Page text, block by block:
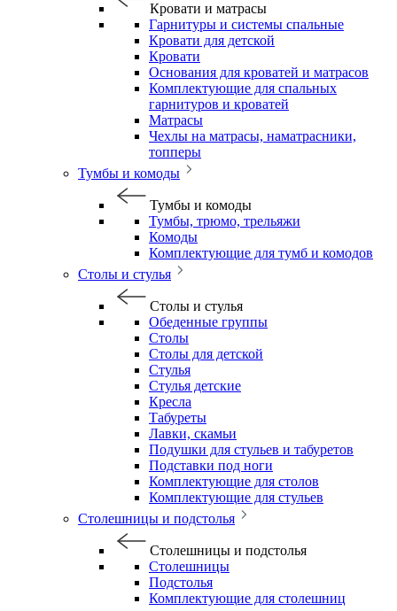
Кровати и матрасы
Гарнитуры и системы спальные
Кровати для детской
Кровати
Основания для кроватей и матрасов
Комплектующие для спальных
гарнитуров и кроватей
Матрасы
Чехлы на матрасы, наматрасники,
топперы
Тумбы и комоды
Тумбы и комоды
Тумбы, трюмо, трельяжи
Комоды
Комплектующие для тумб и комодов
Столы и стулья
Столы и стулья
Обеденные группы
Столы
Столы для детской
Стулья
Стулья детские
Кресла
Табуреты
Лавки, скамьи
Подушки для стульев и табуретов
Подставки под ноги
Комплектующие для столов
Комплектующие для стульев
Столешницы и подстолья
Столешницы и подстолья
Столешницы
Подстолья
Комплектующие для столешниц